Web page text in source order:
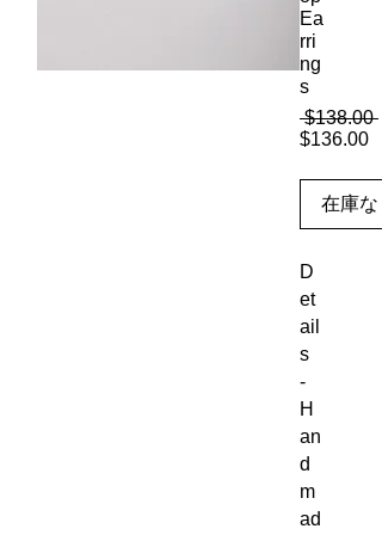
Ea
rri
ng
s
$138.00
$136.00セ
価
在庫な
D
et
ail
s
-
H
an
d
m
ad